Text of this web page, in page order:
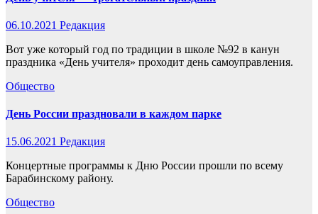
06.10.2021 Редакция
Вот уже который год по традиции в школе №92 в канун
праздника «День учителя» проходит день самоуправления.
Общество
День России праздновали в каждом парке
15.06.2021 Редакция
Концертные программы к Дню России прошли по всему
Барабинскому району.
Общество